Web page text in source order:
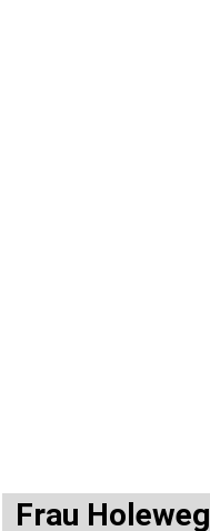
Frau Holeweg